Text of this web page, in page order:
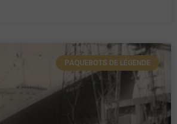
PAQUEBOTS DE LÉGENDE